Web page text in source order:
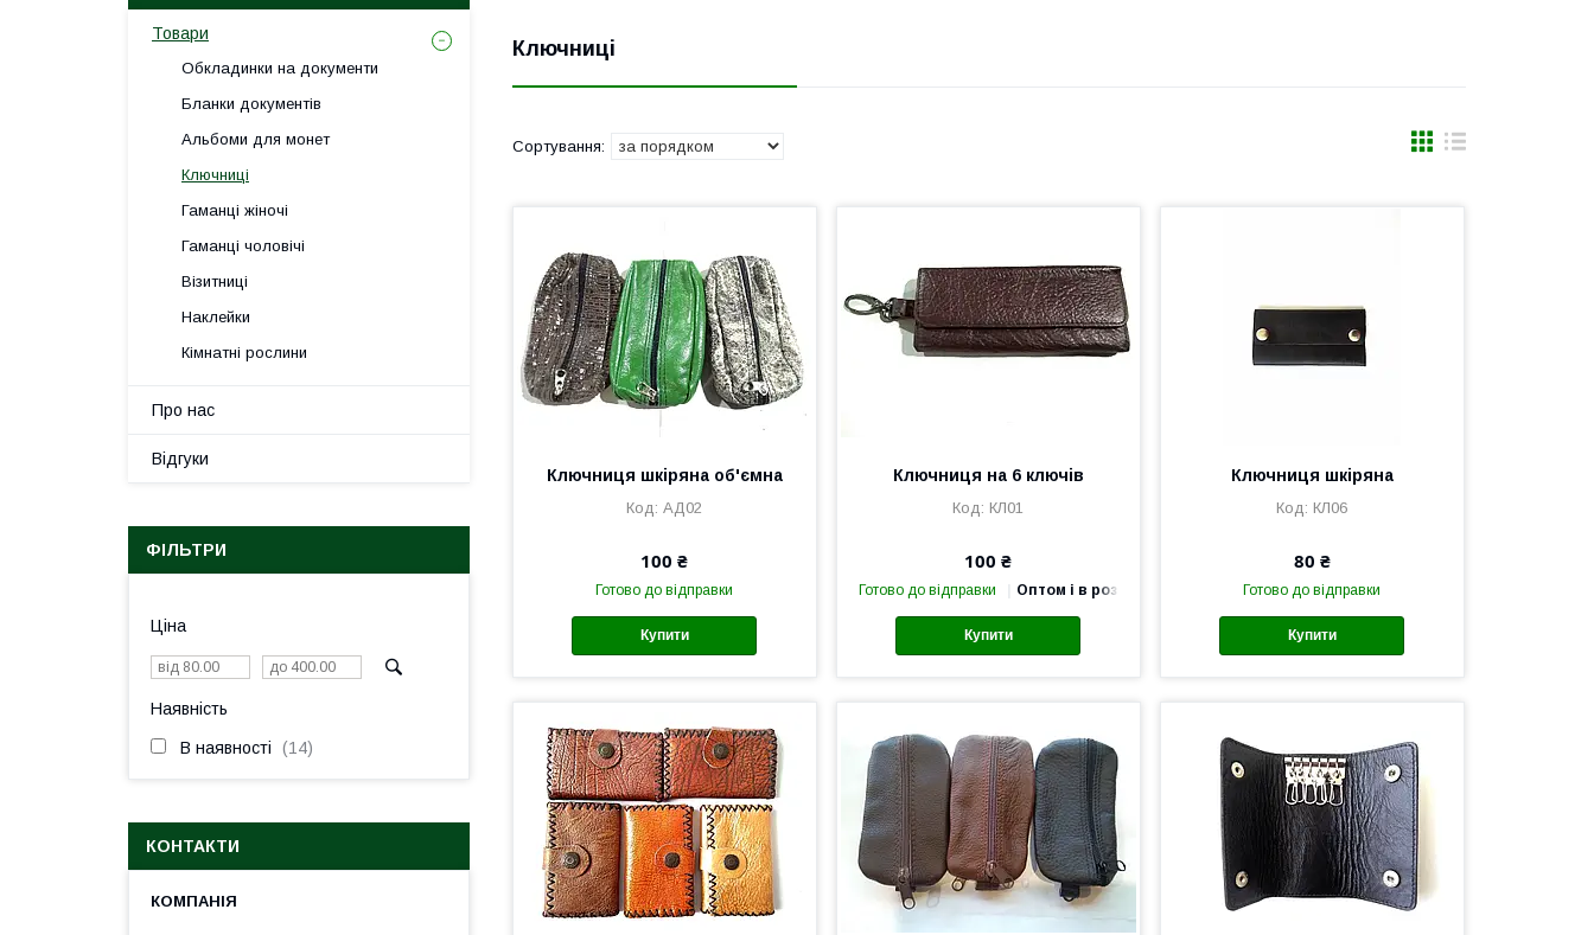
Ключниці
Ключниця шкіряна об'ємна
АД02
100 ₴
Готово до відправки
Купити
Ключниця на 6 ключів
КЛ01
100 ₴
Готово до відправки Оптом і в роздріб
Купити
Ключниця шкіряна
КЛ06
80 ₴
Готово до відправки
Купити
Товари
Обкладинки на документи
Бланки документів
Альбоми для монет
Ключниці
Гаманці жіночі
Гаманці чоловічі
Візитниці
Наклейки
Кімнатні рослини
Про нас
Відгуки
ФІЛЬТРИ
Ціна
Наявність
В наявності 14
КОНТАКТИ